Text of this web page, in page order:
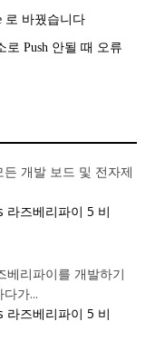
로 바꿨습니다
로 Push 안될 때 오류
개발 보드 및 전자제
라즈베리파이 5 비
베리파이를 개발하기
가...
라즈베리파이 5 비